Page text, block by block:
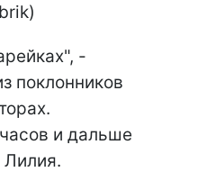
-
поклонников
и дальше
Лилия.